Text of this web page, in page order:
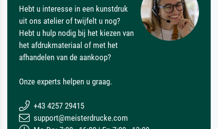
Hebt u interesse in een kunstdruk
uit ons atelier of twijfelt u nog?
Hebt u hulp nodig bij het kiezen van
het afdrukmateriaal of met het
afhandelen van de aankoop?
Onze experts helpen u graag.
+43 4257 29415
support@meisterdrucke.com